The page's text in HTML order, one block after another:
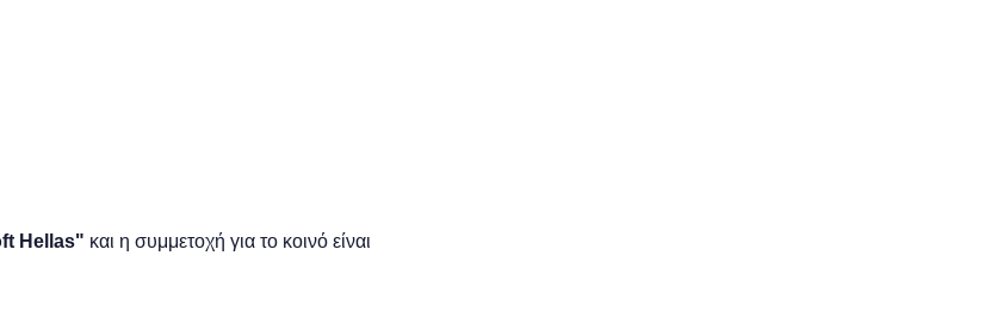
Hellas" και η συμμετοχή για το κοινό είναι